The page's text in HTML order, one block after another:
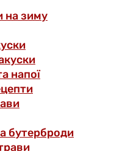
на зиму
напої
бутерброди